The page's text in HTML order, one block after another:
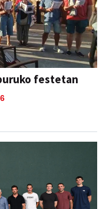
festetan